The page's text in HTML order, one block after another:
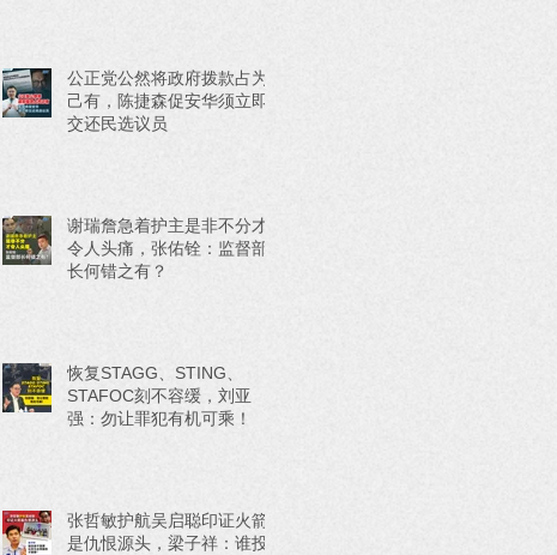
公正党公然将政府拨款占为
己有，陈捷森促安华须立即
交还民选议员
谢瑞詹急着护主是非不分才
令人头痛，张佑铨：监督部
长何错之有？
恢复STAGG、STING、
STAFOC刻不容缓，刘亚
强：勿让罪犯有机可乘！
张哲敏护航吴启聪印证火箭
是仇恨源头，梁子祥：谁投